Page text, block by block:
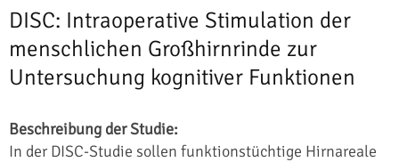
DISC: Intraoperative Stimulation der
menschlichen Großhirnrinde zur
Untersuchung kognitiver Funktionen
Beschreibung der Studie:
In der DISC-Studie sollen funktionstüchtige Hirnareale